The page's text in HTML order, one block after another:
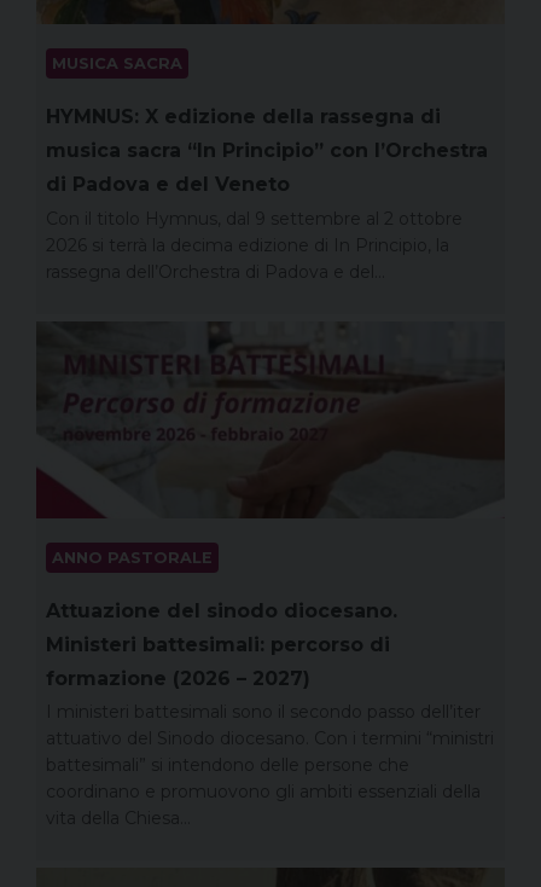
MUSICA SACRA
HYMNUS: X edizione della rassegna di
musica sacra “In Principio” con l’Orchestra
di Padova e del Veneto
ANNO PASTORALE
Attuazione del sinodo diocesano.
Ministeri battesimali: percorso di
formazione (2026 – 2027)